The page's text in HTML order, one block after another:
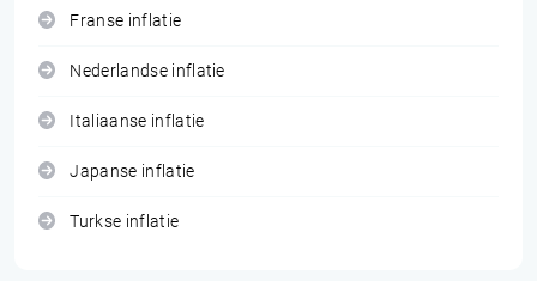
Franse inflatie
Nederlandse inflatie
Italiaanse inflatie
Japanse inflatie
Turkse inflatie